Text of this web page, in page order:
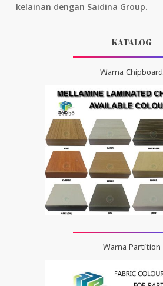
kelainan dengan Saidina Group.
KATALOG
Warna Chipboard
Warna Partition